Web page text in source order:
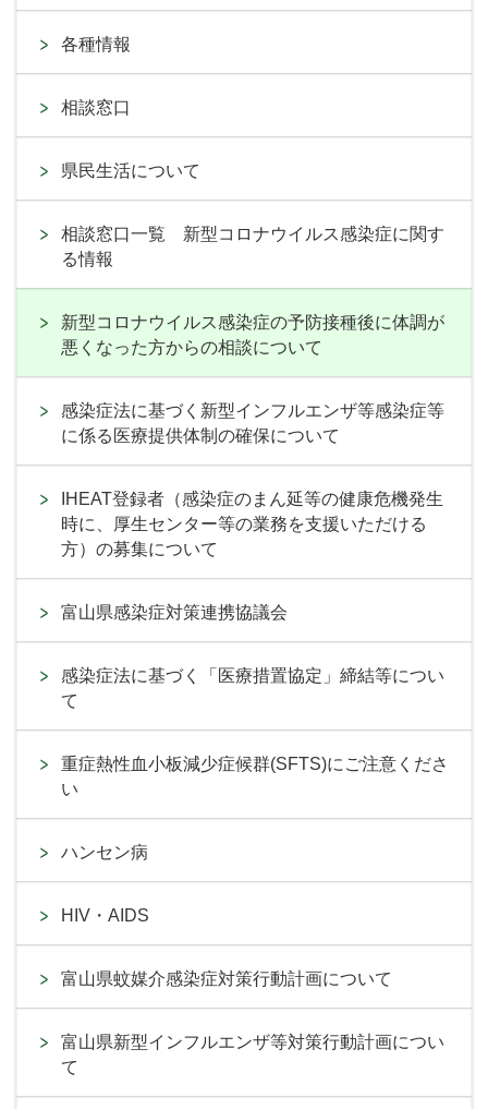
各種情報
相談窓口
県民生活について
相談窓口一覧 新型コロナウイルス感染症に関す
る情報
新型コロナウイルス感染症の予防接種後に体調が
悪くなった方からの相談について
感染症法に基づく新型インフルエンザ等感染症等
に係る医療提供体制の確保について
IHEAT登録者（感染症のまん延等の健康危機発生
時に、厚生センター等の業務を支援いただける
方）の募集について
富山県感染症対策連携協議会
感染症法に基づく「医療措置協定」締結等につい
て
重症熱性血小板減少症候群(SFTS)にご注意くださ
い
ハンセン病
HIV・AIDS
富山県蚊媒介感染症対策行動計画について
富山県新型インフルエンザ等対策行動計画につい
て